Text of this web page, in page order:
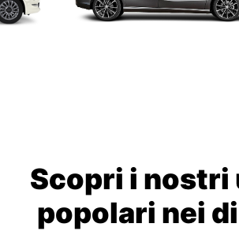
Scopri i
popolari nei